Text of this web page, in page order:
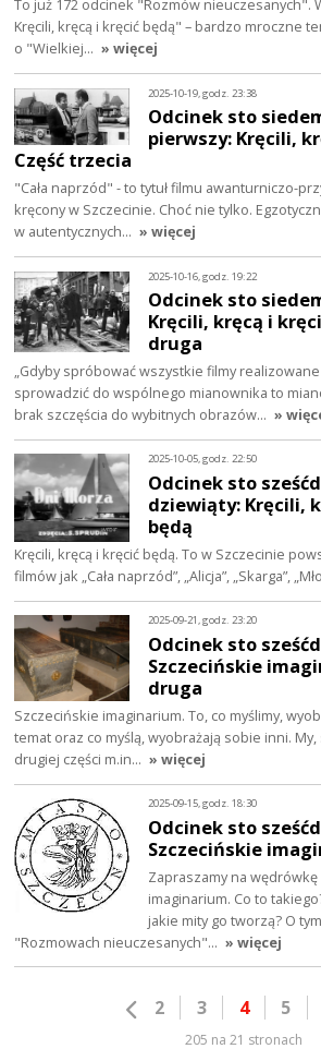
To już 172 odcinek "Rozmów nieuczesanych".
Kręcili, kręcą i kręcić będą" – bardzo mroczne
o "Wielkiej… » więcej
2025-10-19, godz. 23:38
Odcinek sto
pierwszy: Kręcili,
Część trzecia
"Cała naprzód" - to tytuł filmu awanturniczo-
kręcony w Szczecinie. Choć nie tylko.
w autentycznych… » więcej
2025-10-16, godz. 19:22
Odcinek sto
Kręcili, kręcą i
druga
„Gdyby spróbować wszystkie filmy
sprowadzić do wspólnego mianownika to
brak szczęścia do wybitnych obrazów… »
2025-10-05, godz. 22:50
Odcinek sto
dziewiąty: Kręcili,
będą
Kręcili, kręcą i kręcić będą. To w Szczecinie
filmów jak „Cała naprzód”, „Alicja”, „Skarga”,
2025-09-21, godz. 23:20
Odcinek sto
Szczecińskie
druga
Szczecińskie imaginarium. To, co myślimy,
temat oraz co myślą, wyobrażają sobie inni.
drugiej części m.in… » więcej
2025-09-15, godz. 18:30
Odcinek sto
Szczecińskie
Zapraszamy na
imaginarium. Co to
jakie mity go tworzą? O
"Rozmowach nieuczesanych"… » więcej
2 3 4 5
205 na 21 stronach